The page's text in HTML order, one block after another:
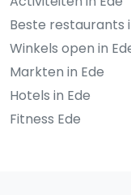
Beste restaurants
Winkels open in
Markten in Ede
Hotels in Ede
Fitness Ede